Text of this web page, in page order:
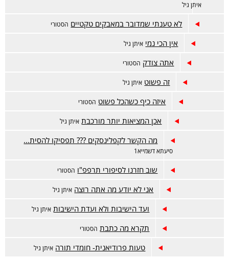
איתן גיל
לא טענתי שמדובר במאבקים טקטיים הסטורי
אין הכי נמי איתן גיל
אתה צודק הסטורי
זה פשוט איתן גיל
איזה כיף כשהכל פשוט הסטורי
אכן המציאות יותר מורכבת איתן גיל
מה הקשר לקפלינסקים ??? תפסיקו להסית…
סיעתא דשמייא1
שוב חזרנו לסיפורי תרפפ"ו הסטורי
אני לא יודע מה אתה רוצה איתן גיל
ועד הישיבות ולא ועדת הישיבות איתן גיל
תקרא מה כתבת הסטורי
טעות פרודיאנית- חומדי תורה איתן גיל